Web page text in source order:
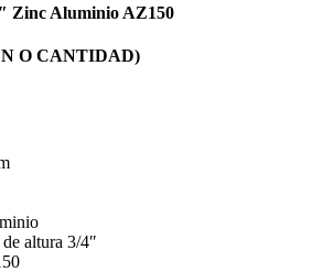
Zinc Aluminio AZ150
O CANTIDAD)
altura 3/4″